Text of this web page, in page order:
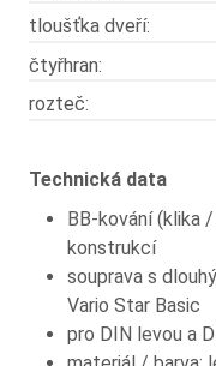
tloušťka dveří:
čtyřhran:
rozteč:
Technická data
BB-kování (klika
konstrukcí
souprava s
Vario Star Basic
pro DIN levou a